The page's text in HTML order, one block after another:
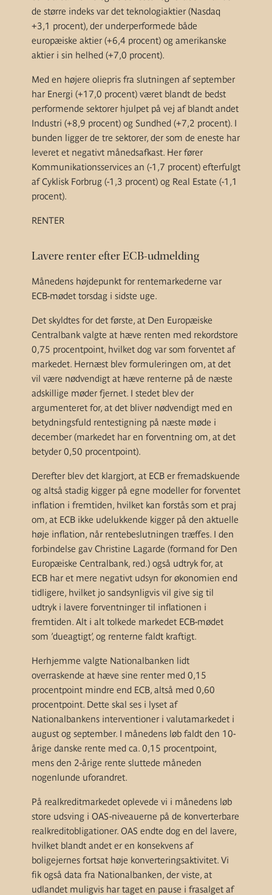
de større indeks var det teknologiaktier (Nasdaq
+3,1 procent), der underperformede både
europæiske aktier (+6,4 procent) og amerikanske
aktier i sin helhed (+7,0 procent).
Med en højere oliepris fra slutningen af september
har Energi (+17,0 procent) været blandt de bedst
performende sektorer hjulpet på vej af blandt andet
Industri (+8,9 procent) og Sundhed (+7,2 procent). I
bunden ligger de tre sektorer, der som de eneste har
leveret et negativt månedsafkast. Her fører
Kommunikationsservices an (-1,7 procent) efterfulgt
af Cyklisk Forbrug (-1,3 procent) og Real Estate (-1,1
procent).
RENTER
Lavere renter efter ECB-udmelding
Månedens højdepunkt for rentemarkederne var
ECB-mødet torsdag i sidste uge.
Det skyldtes for det første, at Den Europæiske
Centralbank valgte at hæve renten med rekordstore
0,75 procentpoint, hvilket dog var som forventet af
markedet. Hernæst blev formuleringen om, at det
vil være nødvendigt at hæve renterne på de næste
adskillige møder fjernet. I stedet blev der
argumenteret for, at det bliver nødvendigt med en
betydningsfuld rentestigning på næste møde i
december (markedet har en forventning om, at det
betyder 0,50 procentpoint).
Derefter blev det klargjort, at ECB er fremadskuende
og altså stadig kigger på egne modeller for forventet
inflation i fremtiden, hvilket kan forstås som et praj
om, at ECB ikke udelukkende kigger på den aktuelle
høje inflation, når rentebeslutningen træffes. I den
forbindelse gav Christine Lagarde (formand for Den
Europæiske Centralbank, red.) også udtryk for, at
ECB har et mere negativt udsyn for økonomien end
tidligere, hvilket jo sandsynligvis vil give sig til
udtryk i lavere forventninger til inflationen i
fremtiden. Alt i alt tolkede markedet ECB-mødet
som ’dueagtigt’, og renterne faldt kraftigt.
Herhjemme valgte Nationalbanken lidt
overraskende at hæve sine renter med 0,15
procentpoint mindre end ECB, altså med 0,60
procentpoint. Dette skal ses i lyset af
Nationalbankens interventioner i valutamarkedet i
august og september. I månedens løb faldt den 10-
årige danske rente med ca. 0,15 procentpoint,
mens den 2-årige rente sluttede måneden
nogenlunde uforandret.
På realkreditmarkedet oplevede vi i månedens løb
store udsving i OAS-niveauerne på de konverterbare
realkreditobligationer. OAS endte dog en del lavere,
hvilket blandt andet er en konsekvens af
boligejernes fortsat høje konverteringsaktivitet. Vi
fik også data fra Nationalbanken, der viste, at
udlandet muligvis har taget en pause i frasalget af